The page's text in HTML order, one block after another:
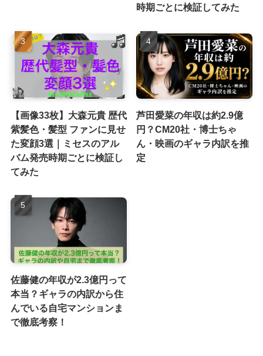
時期ごとに検証してみた
【画像33枚】大森元貴 歴代
紫髪色・髪型 ファンに見せ
た変顔3選｜ミセスのアル
バム発売時期ごとに検証し
てみた
芦田愛菜の年収は約2.9億
円？CM20社・博士ちゃ
ん・映画のギャラ内訳を推
定
佐藤健の年収が2.3億円って
本当？ギャラの内訳から住
んでいる自宅マンションま
で徹底考察！